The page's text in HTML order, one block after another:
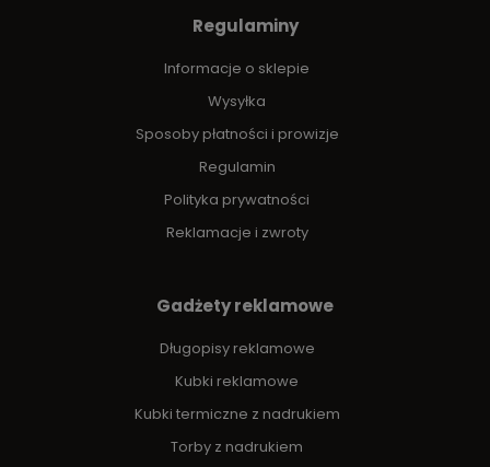
Regulaminy
Informacje o sklepie
Wysyłka
Sposoby płatności i prowizje
Regulamin
Polityka prywatności
Reklamacje i zwroty
Gadżety reklamowe
Długopisy reklamowe
Kubki reklamowe
Kubki termiczne z nadrukiem
Torby z nadrukiem